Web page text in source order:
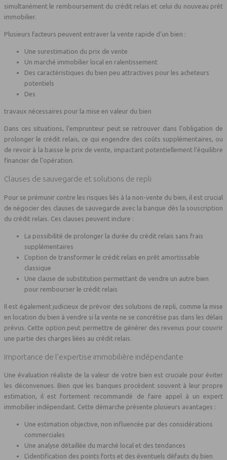
simultanément le remboursement du crédit relais et celui du nouveau prêt
immobilier.
Plusieurs facteurs peuvent entraver la vente rapide d’un bien :
Une surestimation du prix de vente
Un marché immobilier local en ralentissement
Des caractéristiques du bien peu attractives pour les acheteurs
potentiels
Des
travaux nécessaires pour la mise en valeur du bien
Dans ces situations, l’emprunteur peut se retrouver dans l’obligation de
prolonger le crédit relais, ce qui engendre des coûts supplémentaires, ou
de revoir à la baisse le prix de vente, impactant potentiellement l’équilibre
financier de l’opération.
Clauses de sauvegarde et solutions de repli
Pour se prémunir contre les risques liés à la non-vente du bien, il est crucial
de négocier des clauses de sauvegarde avec la banque dès la souscription
du crédit relais. Ces clauses peuvent inclure :
La possibilité de prolonger la durée du crédit relais sans frais
supplémentaires
L’option de transformer le crédit relais en prêt amortissable
classique
Une clause de substitution permettant de vendre un autre bien
pour rembourser le crédit relais
Il est également judicieux de prévoir des solutions de repli, comme la mise
en location du bien à vendre si la vente ne se concrétise pas dans les délais
prévus. Cette option peut permettre de générer des revenus pour couvrir
une partie des charges liées au crédit relais.
Importance de l’expertise immobilière indépendante
Une évaluation réaliste de la valeur de votre bien est cruciale pour éviter
les déconvenues. Bien que les banques procèdent souvent à leur propre
estimation, il est fortement recommandé de faire appel à un expert
immobilier indépendant. Cette démarche présente plusieurs avantages :
Une estimation objective, non influencée par des considérations
commerciales
Une analyse détaillée du marché local et des tendances
L’identification des points forts et des éventuels défauts du bien